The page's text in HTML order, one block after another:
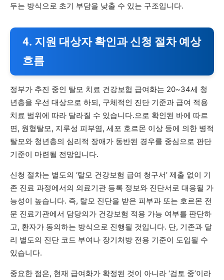
두는 방식으로 초기 부담을 낮출 수 있는 구조입니다.
4. 지원 대상자 확인과 신청 절차 예상
흐름
정부가 추진 중인 탈모 치료 건강보험 급여화는 20~34세 청
년층을 우선 대상으로 하되, 구체적인 진단 기준과 급여 적용
치료 범위에 따라 달라질 수 있습니다.으로 확인된 바에 따르
면, 원형탈모, 지루성 피부염, 세포 호르몬 이상 등에 의한 병적
탈모와 청년층의 심리적 장애가 동반된 경우를 중심으로 판단
기준이 마련될 전망입니다.
신청 절차는 별도의 ‘탈모 건강보험 급여 청구서’ 제출 없이 기
존 진료 과정에서의 의료기관 등록 정보와 진단서로 대응될 가
능성이 높습니다. 즉, 탈모 진단을 받은 피부과 또는 호르몬 전
문 진료기관에서 담당의가 건강보험 적용 가능 여부를 판단하
고, 환자가 동의하는 방식으로 진행될 것입니다. 단, 기존과 달
리 별도의 진단 코드 부여나 장기처방 전용 기준이 도입될 수
있습니다.
중요한 점은, 현재 급여화가 확정된 것이 아니라 ‘검토 중’이라